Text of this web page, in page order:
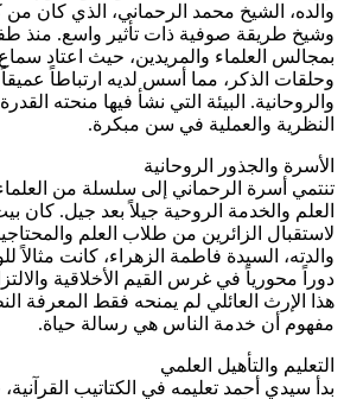
والده، الشيخ محمد الرحماني، الذي كان من
وشيخ طريقة صوفية ذات تأثير واسع. منذ
بمجالس العلماء والمريدين، حيث اعتاد
وحلقات الذكر، مما أسس لديه ارتباطاً عميقاً
والروحانية. البيئة التي نشأ فيها منحته
النظرية والعملية في سن مبكرة.
الأسرة والجذور الروحانية
تنتمي أسرة الرحماني إلى سلسلة من العلماء
العلم والخدمة الروحية جيلاً بعد جيل. كان
لاستقبال الزائرين من طلاب العلم
والدته، السيدة فاطمة الزهراء، كانت مثالاً
دوراً محورياً في غرس القيم الأخلاقية
هذا الإرث العائلي لم يمنحه فقط المعرفة
مفهوم أن خدمة الناس هي رسالة حياة.
التعليم والتأهيل العلمي
بدأ سيدي أحمد تعليمه في الكتاتيب